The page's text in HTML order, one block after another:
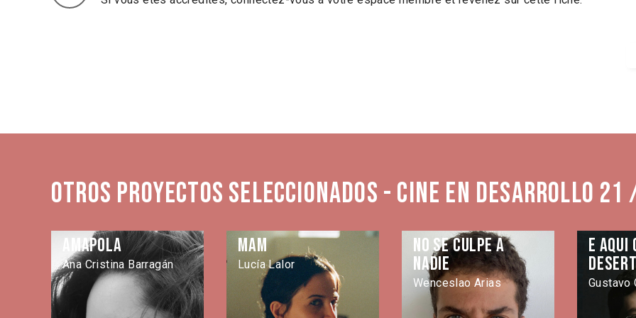
Otros proyectos seleccionados - Cine en Desarrollo 21
Amapola
Ana Cristina Barragán
MAM
Lucía Lalor
No se culpe a
nadie
Wenceslao Arias
E aqui
Gustavo